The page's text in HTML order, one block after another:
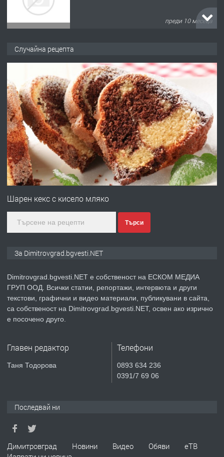
преди 10 месеца
преди 11 месеца
ПРЕДЛАГА
Отпушване на канали тоалетни
вертикални щрангове
преди 11 месеца
ПРЕДЛАГА Онлайн магазин за всички!
преди 2 месеца
ПРЕДЛАГА Къща в Странско
Професионални курсове
ПРЕДЛАГА
Ремонтирана къща в с. Ябълково,
Случайна рецепта
Шарен кекс с кисело мляко
Търси
За Dimitrovgrad.bgvesti.NET
Dimitrovgrad.bgvesti.NET е собственост на ЕСКОМ МЕДИА
ГРУП ООД. Всички статии, репортажи, интервюта и други
текстови, графични и видео материали, публикувани в сайта,
са собственост на Dimitrovgrad.bgvesti.NET, освен ако изрично
е посочено друго.
Главен редактор
Таня Тодорова
Телефони
0893 634 236
0391/7 69 06
Последвай ни
Димитровград Новини Видео Обяви
еТВ